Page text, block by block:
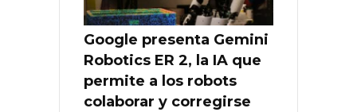
Google presenta Gemini
Robotics ER 2, la IA que
permite a los robots
colaborar y corregirse